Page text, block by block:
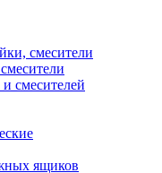
смесителей